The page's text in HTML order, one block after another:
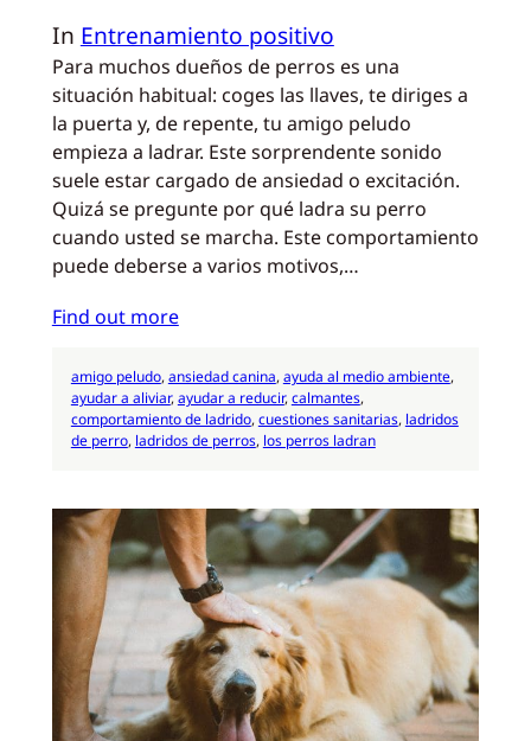
In Entrenamiento positivo
Para muchos dueños de perros es una
situación habitual: coges las llaves, te diriges a
la puerta y, de repente, tu amigo peludo
empieza a ladrar. Este sorprendente sonido
suele estar cargado de ansiedad o excitación.
Quizá se pregunte por qué ladra su perro
cuando usted se marcha. Este comportamiento
puede deberse a varios motivos,…
Find out more
amigo peludo, ansiedad canina, ayuda al medio ambiente
ayudar a aliviar, ayudar a reducir, calmantes
comportamiento de ladrido, cuestiones sanitarias, ladridos
de perro, ladridos de perros, los perros ladran